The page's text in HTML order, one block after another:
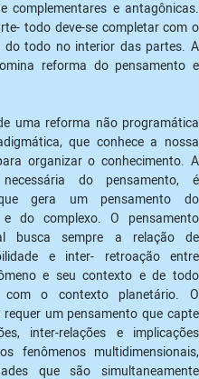
complementares e antagônicas.
todo deve-se completar com o
do todo no interior das partes. A
reforma do pensamento e
uma reforma não programática
que conhece a nossa
organizar o conhecimento. A
do pensamento, é
gera um pensamento do
e do complexo. O pensamento
busca sempre a relação de
e inter- retroação entre
e seu contexto e de todo
com o contexto planetário. O
requer um pensamento que capte
inter-relações e implicações
fenômenos multidimensionais,
que são simultaneamente